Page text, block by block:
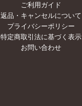
ご利用ガイド
返品・キャンセルについて
プライバシーポリシー
特定商取引法に基づく表示
お問い合わせ